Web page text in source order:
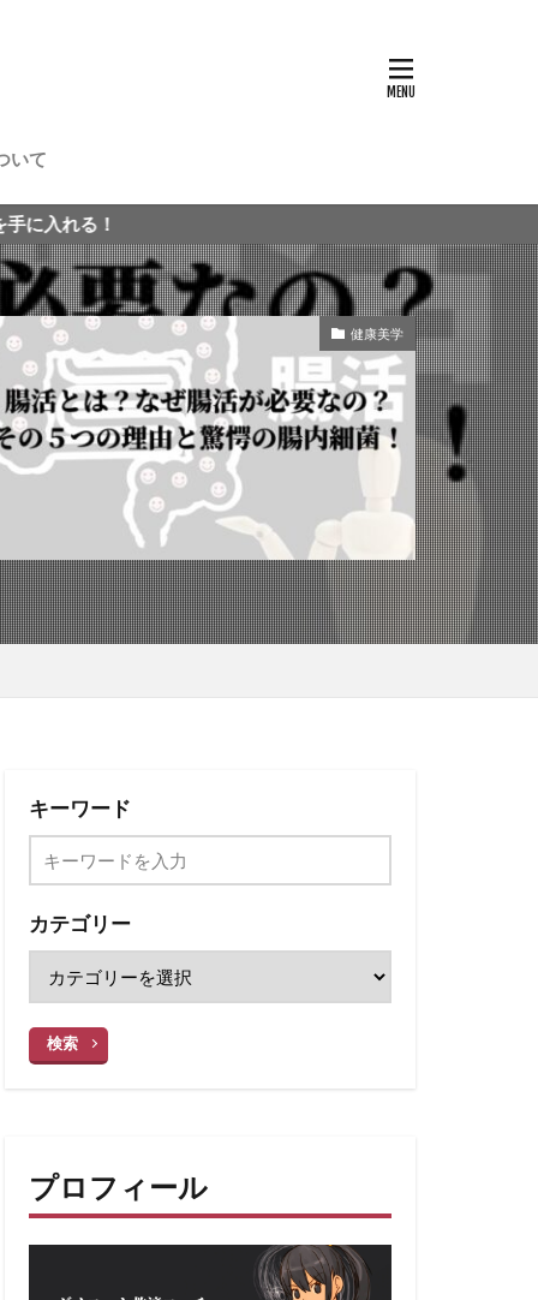
いて
健康美学
キーワード
カテゴリー
検索
プロフィール